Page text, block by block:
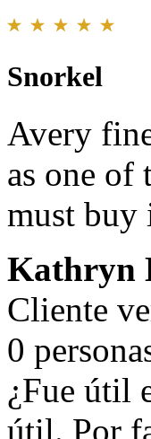
Snorkel
Avery
as one of
must buy
Kathryn
Cliente
0
¿Fue útil
útil. Por